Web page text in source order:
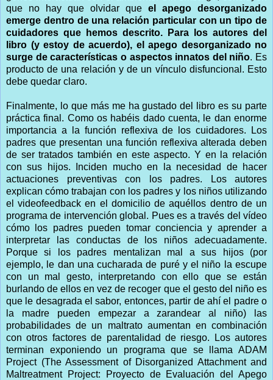
que no hay que olvidar que el apego desorganizado
emerge dentro de una relación particular con un tipo de
cuidadores que hemos descrito. Para los autores del
libro (y estoy de acuerdo), el apego desorganizado no
surge de características o aspectos innatos del niño. Es
producto de una relación y de un vínculo disfuncional. Esto
debe quedar claro.
Finalmente, lo que más me ha gustado del libro es su parte
práctica final. Como os habéis dado cuenta, le dan enorme
importancia a la función reflexiva de los cuidadores. Los
padres que presentan una función reflexiva alterada deben
de ser tratados también en este aspecto. Y en la relación
con sus hijos. Inciden mucho en la necesidad de hacer
actuaciones preventivas con los padres. Los autores
explican cómo trabajan con los padres y los niños utilizando
el videofeedback en el domicilio de aquéllos dentro de un
programa de intervención global. Pues es a través del vídeo
cómo los padres pueden tomar conciencia y aprender a
interpretar las conductas de los niños adecuadamente.
Porque si los padres mentalizan mal a sus hijos (por
ejemplo, le dan una cucharada de puré y el niño la escupe
con un mal gesto, interpretando con ello que se están
burlando de ellos en vez de recoger que el gesto del niño es
que le desagrada el sabor, entonces, partir de ahí el padre o
la madre pueden empezar a zarandear al niño) las
probabilidades de un maltrato aumentan en combinación
con otros factores de parentalidad de riesgo. Los autores
terminan exponiendo un programa que se llama ADAM
Project (The Assessment of Disorganized Attachment and
Maltreatment Project: Proyecto de Evaluación del Apego